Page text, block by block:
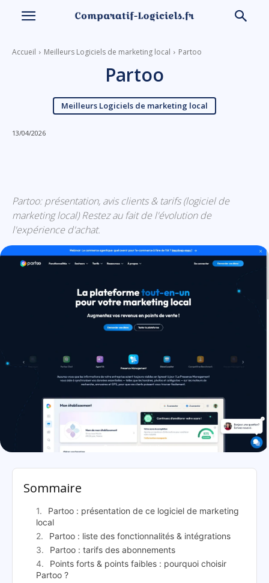
Accueil Meilleurs Logiciels de marketing local Partoo
Partoo
Meilleurs Logiciels de marketing local
13/04/2026
Partoo: présentation, avis clients & tarifs (logiciel de
marketing local) Restez au fait de l'évolution de
l'expérience d'achat.
Sommaire
Partoo : présentation de ce logiciel de marketing
local
Partoo : liste des fonctionnalités & intégrations
Partoo : tarifs des abonnements
Points forts & points faibles : pourquoi choisir
Partoo ?